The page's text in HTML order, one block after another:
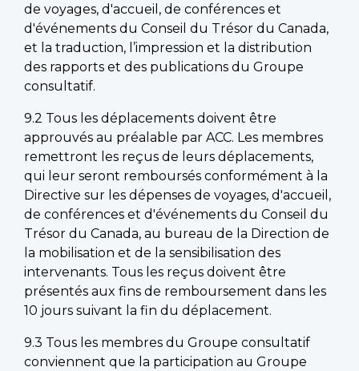
de voyages, d'accueil, de conférences et
d'événements du Conseil du Trésor du Canada,
et la traduction, l’impression et la distribution
des rapports et des publications du Groupe
consultatif.
9.2 Tous les déplacements doivent être
approuvés au préalable par ACC. Les membres
remettront les reçus de leurs déplacements,
qui leur seront remboursés conformément à la
Directive sur les dépenses de voyages, d'accueil,
de conférences et d'événements du Conseil du
Trésor du Canada, au bureau de la Direction de
la mobilisation et de la sensibilisation des
intervenants. Tous les reçus doivent être
présentés aux fins de remboursement dans les
10 jours suivant la fin du déplacement.
9.3 Tous les membres du Groupe consultatif
conviennent que la participation au Groupe